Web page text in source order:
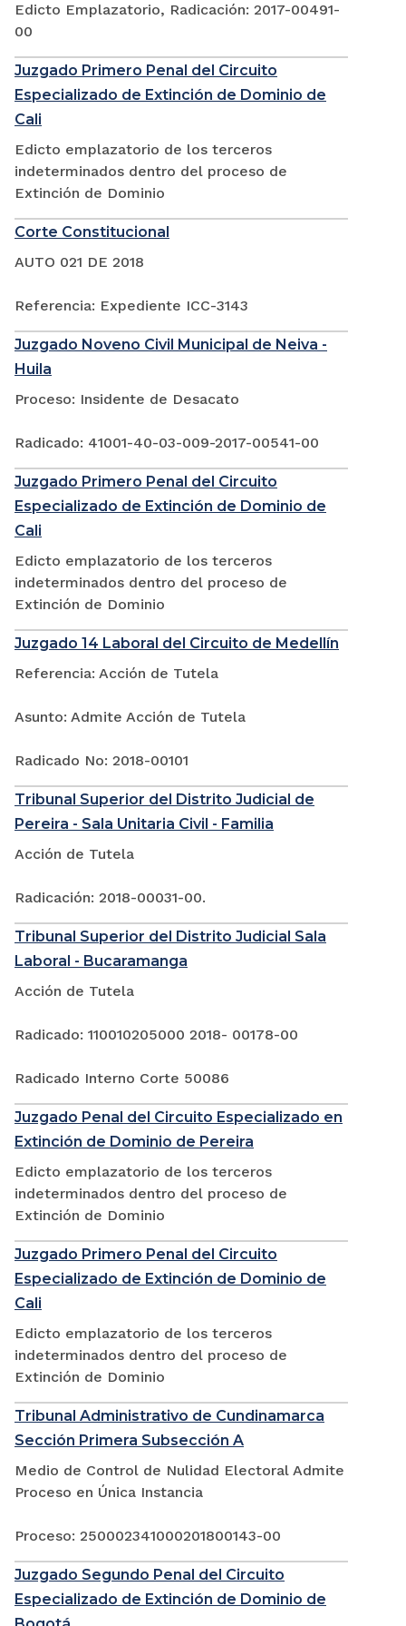
Edicto Emplazatorio, Radicación: 2017-00491-
00
Juzgado Primero Penal del Circuito
Especializado de Extinción de Dominio de
Cali
Edicto emplazatorio de los terceros
indeterminados dentro del proceso de
Extinción de Dominio
Corte Constitucional
AUTO 021 DE 2018
Referencia: Expediente ICC-3143
Juzgado Noveno Civil Municipal de Neiva -
Huila
Proceso: Insidente de Desacato
Radicado: 41001-40-03-009-2017-00541-00
Juzgado Primero Penal del Circuito
Especializado de Extinción de Dominio de
Cali
Edicto emplazatorio de los terceros
indeterminados dentro del proceso de
Extinción de Dominio
Juzgado 14 Laboral del Circuito de Medellín
Referencia: Acción de Tutela
Asunto: Admite Acción de Tutela
Radicado No: 2018-00101
Tribunal Superior del Distrito Judicial de
Pereira - Sala Unitaria Civil - Familia
Acción de Tutela
Radicación: 2018-00031-00.
Tribunal Superior del Distrito Judicial Sala
Laboral - Bucaramanga
Acción de Tutela
Radicado: 110010205000 2018- 00178-00
Radicado Interno Corte 50086
Juzgado Penal del Circuito Especializado en
Extinción de Dominio de Pereira
Edicto emplazatorio de los terceros
indeterminados dentro del proceso de
Extinción de Dominio
Juzgado Primero Penal del Circuito
Especializado de Extinción de Dominio de
Cali
Edicto emplazatorio de los terceros
indeterminados dentro del proceso de
Extinción de Dominio
Tribunal Administrativo de Cundinamarca
Sección Primera Subsección A
Medio de Control de Nulidad Electoral Admite
Proceso en Única Instancia
Proceso: 250002341000201800143-00
Juzgado Segundo Penal del Circuito
Especializado de Extinción de Dominio de